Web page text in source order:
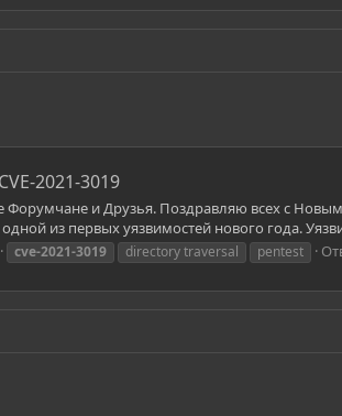
2021-3019
и Друзья. Поздравляю всех с Новым
из первых уязвимостей нового года.
cve-2021-3019 directory traversal pentest